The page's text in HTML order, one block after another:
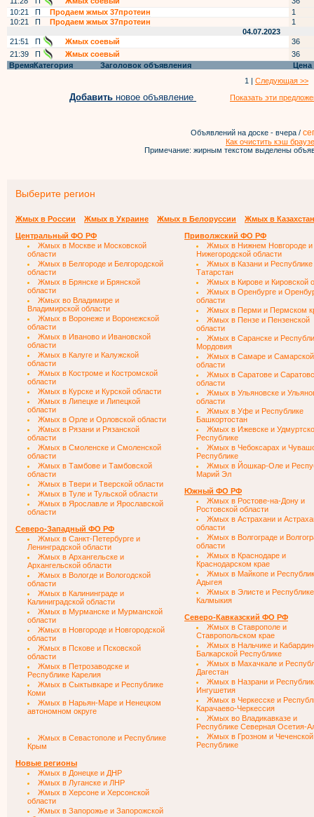
10:21
П Продаем жмых 37протеин
1
10:21
П Продаем жмых 37протеин
1
04.07.2023
21:51
П Жмых соевый
36
21:39
П Жмых соевый
36
ВремяКатегория Заголовок объявления
Цена
1 | Следующая >>
Добавить новое объявление Показать эти
Объявлений на доске - вчера /
Как очистить кэш
Примечание: жирным текстом выделены
Выберите регион
Жмых в России Жмых в Украине Жмых в Белоруссии
Жмых в
Центральный ФО РФ
Жмых в Москве и Московской
области
Жмых в Белгороде и Белгородской
области
Жмых в Брянске и Брянской
области
Жмых во Владимире и
Владимирской области
Жмых в Воронеже и Воронежской
области
Жмых в Иваново и Ивановской
области
Жмых в Калуге и Калужской
области
Жмых в Костроме и Костромской
области
Жмых в Курске и Курской области
Жмых в Липецке и Липецкой
области
Жмых в Орле и Орловской области
Жмых в Рязани и Рязанской
области
Жмых в Смоленске и Смоленской
области
Жмых в Тамбове и Тамбовской
области
Жмых в Твери и Тверской области
Жмых в Туле и Тульской области
Жмых в Ярославле и Ярославской
области
Северо-Западный ФО РФ
Жмых в Санкт-Петербурге и
Ленинградской области
Жмых в Архангельске и
Архангельской области
Жмых в Вологде и Вологодской
области
Жмых в Калининграде и
Калиниградской области
Жмых в Мурманске и Мурманской
области
Жмых в Новгороде и Новгородской
области
Жмых в Пскове и Псковской
области
Жмых в Петрозаводске и
Республике Карелия
Жмых в Сыктывкаре и Республике
Коми
Жмых в Нарьян-Маре и Ненецком
автономном округе
Жмых в Севастополе и Республике
Крым
Новые регионы
Жмых в Донецке и ДНР
Жмых в Луганске и ЛНР
Жмых в Херсоне и Херсонской
области
Жмых в Запорожье и Запорожской
Приволжский ФО РФ
Жмых в Нижнем Новгороде и
Нижегородской области
Жмых в Казани и Республике
Татарстан
Жмых в Кирове и Кировской
Жмых в Оренбурге и
области
Жмых в Перми и Пермском
Жмых в Пензе и Пензенской
области
Жмых в Саранске и
Мордовия
Жмых в Самаре и Самарской
области
Жмых в Саратове и
области
Жмых в Ульяновске и
области
Жмых в Уфе и Республике
Башкортостан
Жмых в Ижевске и
Республике
Жмых в Чебоксарах и
Республике
Жмых в Йошкар-Оле и
Марий Эл
Южный ФО РФ
Жмых в Ростове-на-Дону и
Ростовской области
Жмых в Астрахани и
области
Жмых в Волгограде и
области
Жмых в Краснодаре и
Краснодарском крае
Жмых в Майкопе и
Адыгея
Жмых в Элисте и Республике
Калмыкия
Северо-Кавказский ФО РФ
Жмых в Ставрополе и
Ставропольском крае
Жмых в Нальчике и
Балкарской Республике
Жмых в Махачкале и
Дагестан
Жмых в Назрани и
Ингушетия
Жмых в Черкесске и
Карачаево-Черкессия
Жмых во Владикавказе и
Республике Северная Осетия-
Жмых в Грозном и Чеченской
Республике